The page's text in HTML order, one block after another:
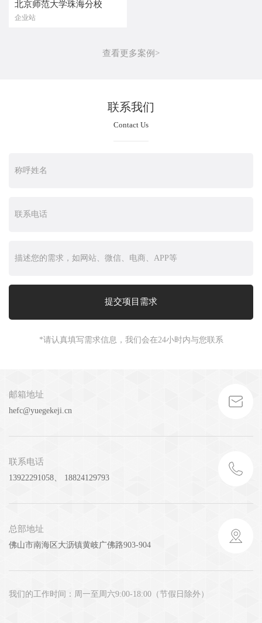
北京师范大学珠海分校
企业站
查看更多案例>
联系我们
Contact Us
*请认真填写需求信息，我们会在24小时内与您联系
邮箱地址
hefc@yuegekeji.cn
联系电话
13922291058、 18824129793
总部地址
佛山市南海区大沥镇黄岐广佛路903-904
我们的工作时间：周一至周六9:00-18:00（节假日除外）